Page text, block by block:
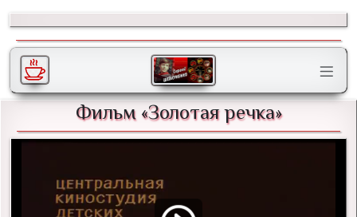
Фильм «Золотая речка»